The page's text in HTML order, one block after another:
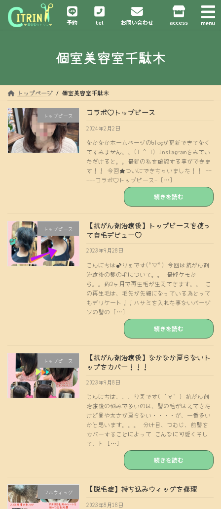
ッ
移
予約 tel お問い合わせ access
個室美容室千駄木
トップページ 個室美容室千駄木
トップピース コラボ♡トップピース
2024年2月2日
なかなかホームページのblogが更新できてなく
てすみません。。(T ^ T) Instagramをみてい
ただけると。。最新の私を確認する事ができま
す！！ 今回★ついにできちゃいました！！ --
---コラボ♡トップピース- […]
続きを読む
トップピース
【抗がん剤治療後】トップピースを使っ
て自毛デビュー♡
2023年9月28日
こんにちは♪りぇです(°▽°) 今回は抗がん剤
治療後の髪の毛について。。 最終ケモか
ら。。約2ヶ月で再生毛が生えてきます。。 こ
の再生毛は、毛先が先細になっている為とって
もデリケート！！ハサミを入れた事ないバージ
ンの髪の […]
続きを読む
トップピース
【抗がん剤治療後】なかなか戻らないト
ップをカバー！！！
2023年9月8日
こんにちは、、、りえです( ´∀｀) 抗がん剤
治療後の悩みで多いのは、髪の毛がはえてきた
けど量や太さが戻らない・・・・が、一番多い
かと思います。。。 分け目、つむじ、前髪を
カバーすることによって こんなに可愛くそし
て、ト […]
続きを読む
フルウィッグ 【脱毛症】持ち込みウィッグを修理
2023年8月18日